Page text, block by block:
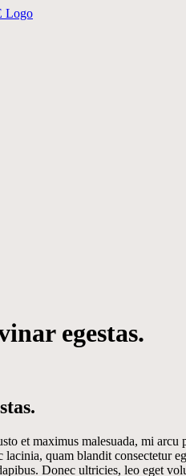
egestas.
et maximus malesuada, mi
quam blandit consectetur
Donec ultricies, leo eget